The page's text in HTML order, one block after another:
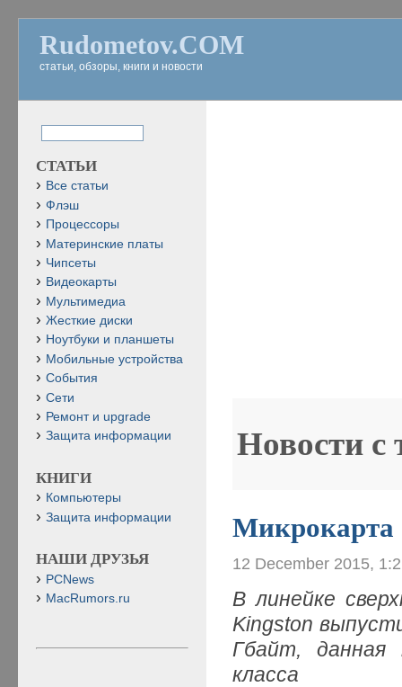
Rudometov.COM
статьи, обзоры, книги и новости
Новости с
Микрокарта
12 December 2015,
В линейке
Kingston
Гбайт, данная
класса
СТАТЬИ
Все статьи
Флэш
Процессоры
Материнские платы
Чипсеты
Видеокарты
Мультимедиа
Жесткие диски
Ноутбуки и планшеты
Мобильные устройства
События
Сети
Ремонт и upgrade
Защита информации
КНИГИ
Компьютеры
Защита информации
НАШИ ДРУЗЬЯ
PCNews
MacRumors.ru